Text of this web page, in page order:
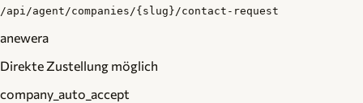
/api/agent/companies/{slug}/contact-request
anewera
Direkte Zustellung möglich
company_auto_accept